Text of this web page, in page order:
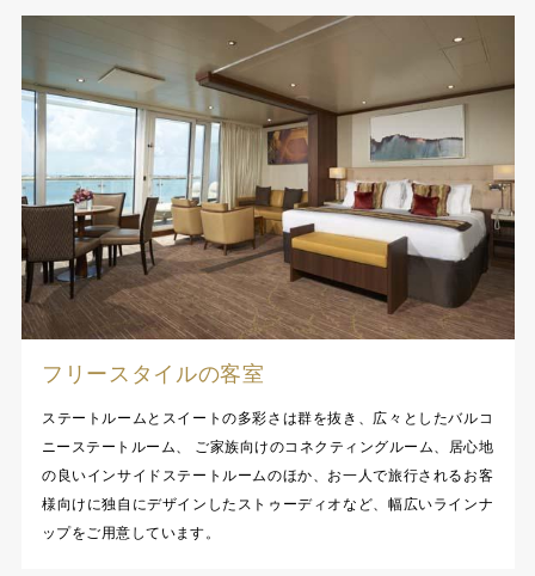
フリースタイルの客室
ステートルームとスイートの多彩さは群を抜き、広々としたバルコ
ニーステートルーム、 ご家族向けのコネクティングルーム、居心地
の良いインサイドステートルームのほか、お一人で旅行されるお客
様向けに独自にデザインしたストゥーディオなど、幅広いラインナ
ップをご用意しています。